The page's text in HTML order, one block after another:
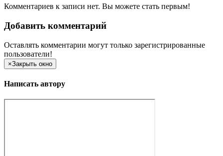
Комментариев к записи нет. Вы можете стать первым!
Добавить комментарий
Оставлять комментарии могут только зарегистрированные
пользователи!
×Закрыть окно
Написать автору